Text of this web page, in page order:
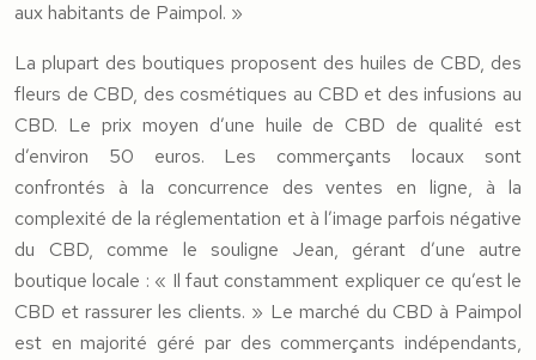
aux habitants de Paimpol. »
La plupart des boutiques proposent des huiles de CBD, des
fleurs de CBD, des cosmétiques au CBD et des infusions au
CBD. Le prix moyen d’une huile de CBD de qualité est
d’environ 50 euros. Les commerçants locaux sont
confrontés à la concurrence des ventes en ligne, à la
complexité de la réglementation et à l’image parfois négative
du CBD, comme le souligne Jean, gérant d’une autre
boutique locale : « Il faut constamment expliquer ce qu’est le
CBD et rassurer les clients. » Le marché du CBD à Paimpol
est en majorité géré par des commerçants indépendants,